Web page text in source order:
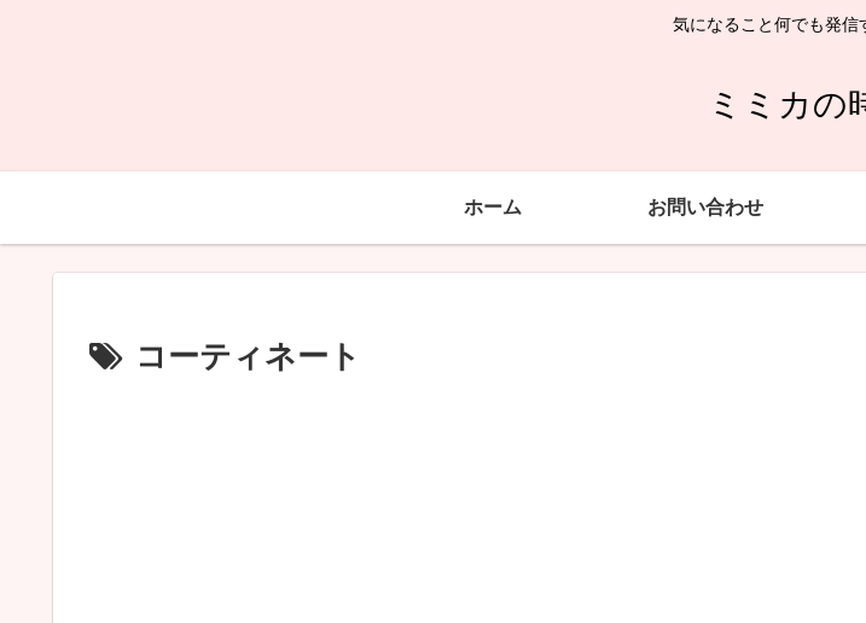
気になること何でも発信
ミミカの
ホーム お問い合わせ
コーティネート